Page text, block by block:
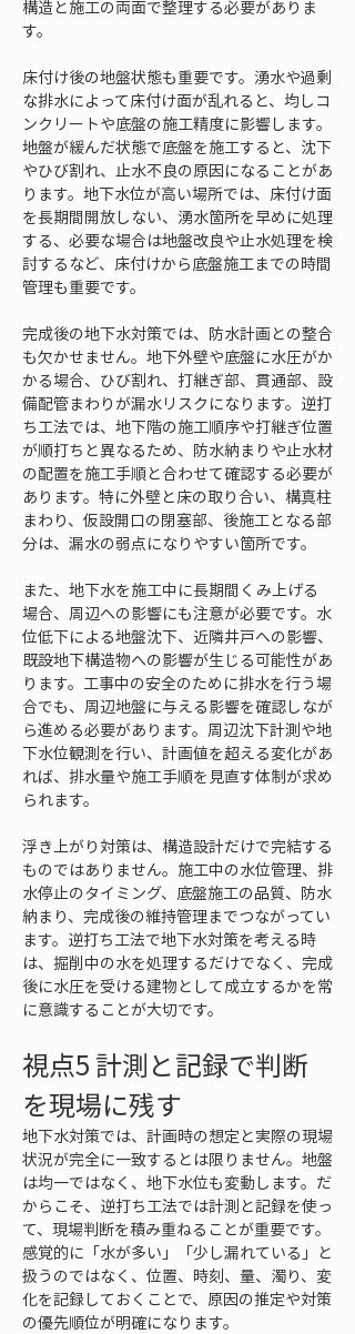
構造と施工の両面で整理する必要がありま
す。
床付け後の地盤状態も重要です。湧水や過剰
な排水によって床付け面が乱れると、均しコ
ンクリートや底盤の施工精度に影響します。
地盤が緩んだ状態で底盤を施工すると、沈下
やひび割れ、止水不良の原因になることがあ
ります。地下水位が高い場所では、床付け面
を長期間開放しない、湧水箇所を早めに処理
する、必要な場合は地盤改良や止水処理を検
討するなど、床付けから底盤施工までの時間
管理も重要です。
完成後の地下水対策では、防水計画との整合
も欠かせません。地下外壁や底盤に水圧がか
かる場合、ひび割れ、打継ぎ部、貫通部、設
備配管まわりが漏水リスクになります。逆打
ち工法では、地下階の施工順序や打継ぎ位置
が順打ちと異なるため、防水納まりや止水材
の配置を施工手順と合わせて確認する必要が
あります。特に外壁と床の取り合い、構真柱
まわり、仮設開口の閉塞部、後施工となる部
分は、漏水の弱点になりやすい箇所です。
また、地下水を施工中に長期間くみ上げる
場合、周辺への影響にも注意が必要です。水
位低下による地盤沈下、近隣井戸への影響、
既設地下構造物への影響が生じる可能性があ
ります。工事中の安全のために排水を行う場
合でも、周辺地盤に与える影響を確認しなが
ら進める必要があります。周辺沈下計測や地
下水位観測を行い、計画値を超える変化があ
れば、排水量や施工手順を見直す体制が求め
られます。
浮き上がり対策は、構造設計だけで完結する
ものではありません。施工中の水位管理、排
水停止のタイミング、底盤施工の品質、防水
納まり、完成後の維持管理までつながってい
ます。逆打ち工法で地下水対策を考える時
は、掘削中の水を処理するだけでなく、完成
後に水圧を受ける建物として成立するかを常
に意識することが大切です。
視点5 計測と記録で判断
を現場に残す
地下水対策では、計画時の想定と実際の現場
状況が完全に一致するとは限りません。地盤
は均一ではなく、地下水位も変動します。だ
からこそ、逆打ち工法では計測と記録を使っ
て、現場判断を積み重ねることが重要です。
感覚的に「水が多い」「少し漏れている」と
扱うのではなく、位置、時刻、量、濁り、変
化を記録しておくことで、原因の推定や対策
の優先順位が明確になります。